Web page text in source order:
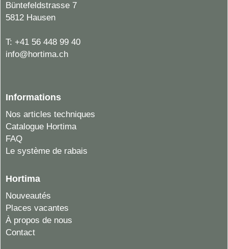
Büntefeldstrasse 7
5812 Hausen
T: +41 56 448 99 40
info@hortima.ch
Informations
Nos articles techniques
Catalogue Hortima
FAQ
Le système de rabais
Hortima
Nouveautés
Places vacantes
À propos de nous
Contact